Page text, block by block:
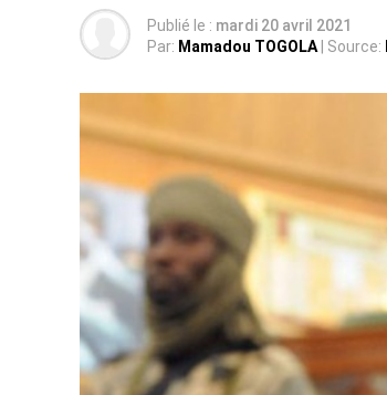
Publié le : mardi 20 avril 2021
Par: Mamadou TOGOLA | Source: